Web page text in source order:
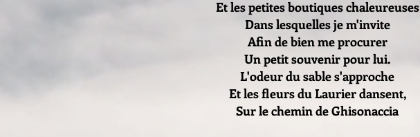
Et les petites boutiques chaleureuses
Dans lesquelles je m'invite
Afin de bien me procurer
Un petit souvenir pour lui.
L'odeur du sable s'approche
Et les fleurs du Laurier dansent,
Sur le chemin de Ghisonaccia